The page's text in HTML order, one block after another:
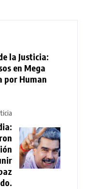
la Justicia:
en Mega
por Human